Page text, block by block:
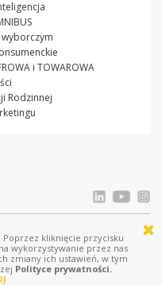
i TOWAROWA
Rodzinnej
prawa zastrzeżone
kliknięcie przycisku
wykorzystywanie przez nas
zmiany ich ustawień, w tym
Polityce prywatności.